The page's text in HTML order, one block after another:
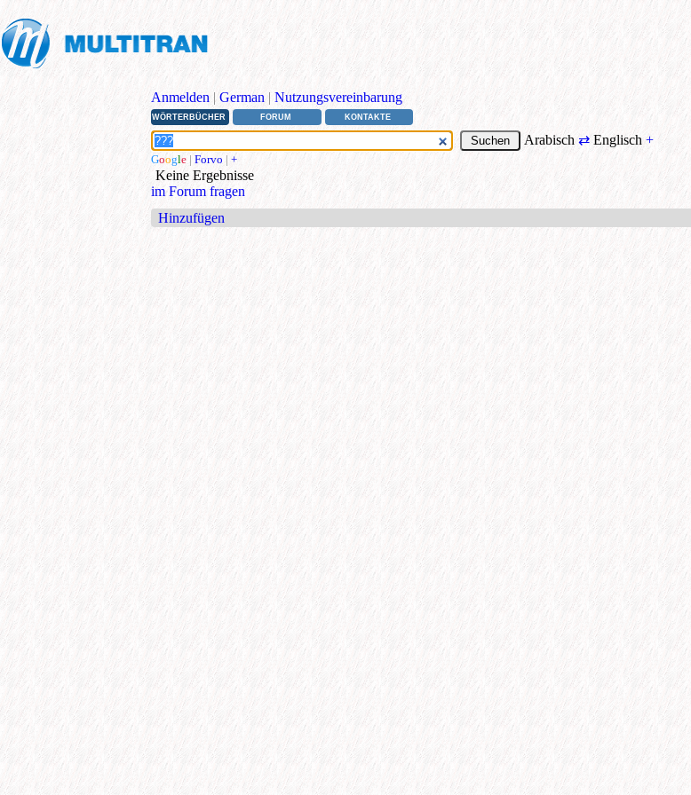
Anmelden | German | Nutzungsvereinbarung
WÖRTERBÜCHER FORUM KONTAKTE
Arabisch ⇄ Englisch +
Google | Forvo | +
Keine Ergebnisse
im Forum fragen
Hinzufügen